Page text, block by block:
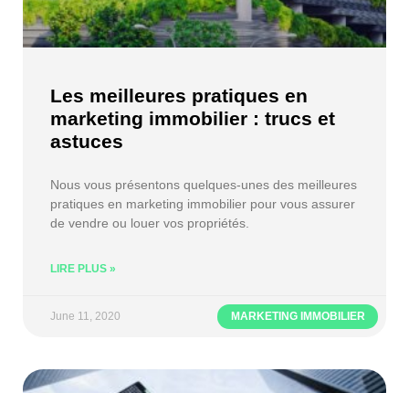
MARKETING IMMOBILIER
Les meilleures pratiques en
marketing immobilier : trucs et
astuces
Nous vous présentons quelques-unes des meilleures
pratiques en marketing immobilier pour vous assurer
de vendre ou louer vos propriétés.
LIRE PLUS »
June 11, 2020